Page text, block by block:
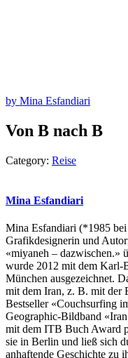
by Mina Esfandiari
Von B nach B
Category: Reise
Mina Esfandiari
Mina Esfandiari (*1985
Grafikdesignerin und
«miyaneh – dazwischen.»
wurde 2012 mit dem Karl-
München ausgezeichnet.
mit dem Iran, z. B. mit der
Bestseller «Couchsurfing
Geographic-Bildband
mit dem ITB Buch Award
sie in Berlin und ließ sich
anhaftende Geschichte zu